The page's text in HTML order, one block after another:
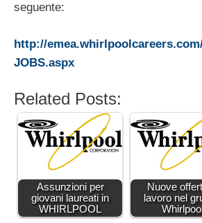
seguente:
http://
JOBS.aspx
Related Posts:
Assunzioni per
giovani laureati in
WHIRLPOOL
Nuove
lavoro nel